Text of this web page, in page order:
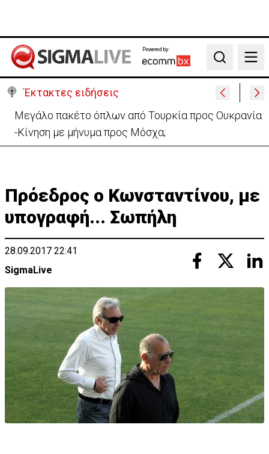
Powered by:
Search
Έκτακτες ειδήσεις
Πυρκαγιά στην Πάφο: Πρόλαβαν τα χειρότερα –
Συνεχίζεται η κατάσβεση
Πρόεδρος ο Κωνσταντίνου, με
υπογραφή... Σωπήλη
28.09.2017 22:41
SigmaLive